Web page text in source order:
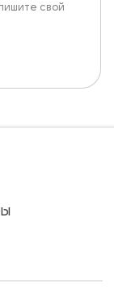
свой